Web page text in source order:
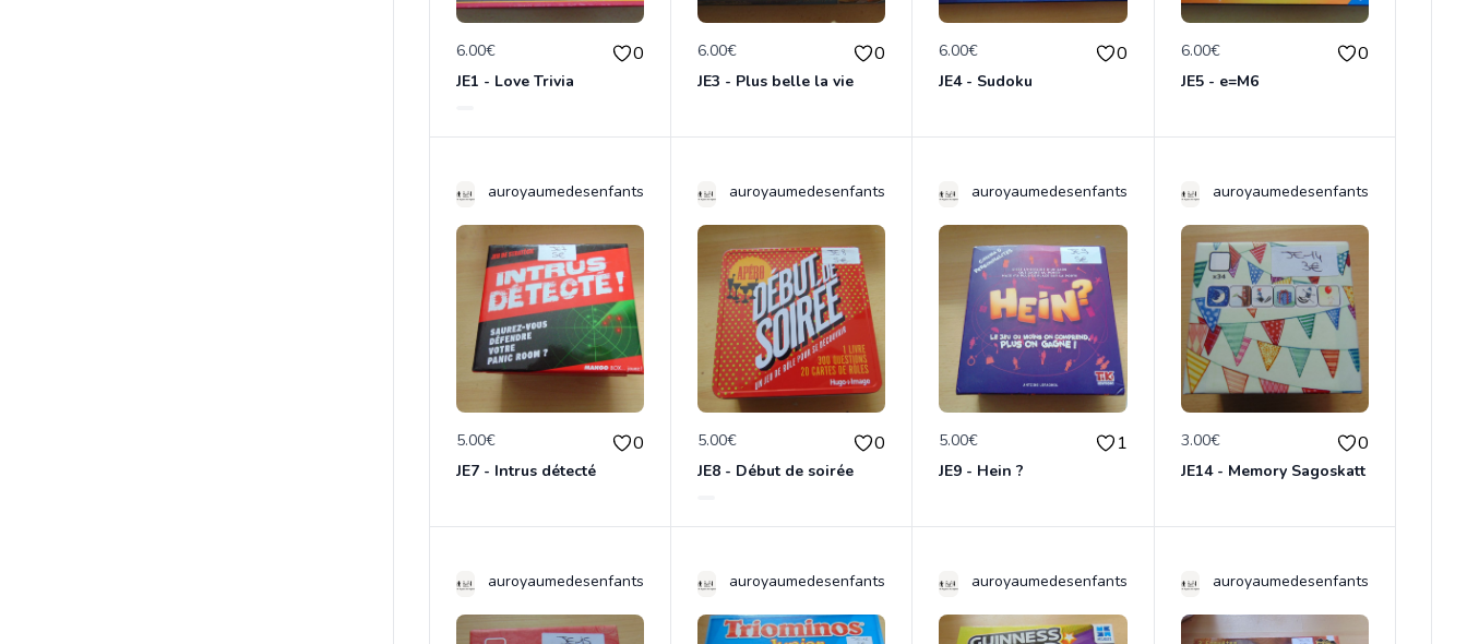
6.00€ 0
JE1 - Love Trivia
6.00€ 0
JE3 - Plus belle la vie
6.00€ 0
JE4 - Sudoku
6.00€ 0
JE5 - e=M6
auroyaumedesenfants
5.00€ 0
JE7 - Intrus détecté
auroyaumedesenfants
5.00€ 0
JE8 - Début de soirée
auroyaumedesenfants
5.00€ 1
JE9 - Hein ?
auroyaumedesenfants
3.00€ 0
JE14 - Memory Sagoskatt
auroyaumedesenfants auroyaumedesenfants auroyaumedesenfants auroyaumedesenfants